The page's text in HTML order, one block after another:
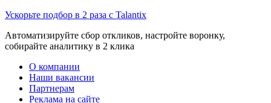
Ускорьте подбор в 2 раза с Talantix
Автоматизируйте сбор откликов, настройте воронку,
собирайте аналитику в 2 клика
О компании
Наши вакансии
Партнерам
Реклама на сайте